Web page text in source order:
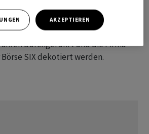
seien somit erfüllt, heisst es
werde voraussichtlich am 21.
Nach der Übernahme soll ein
durchgeführt und die Firma
SIX dekotiert werden.
AKZEPTIEREN